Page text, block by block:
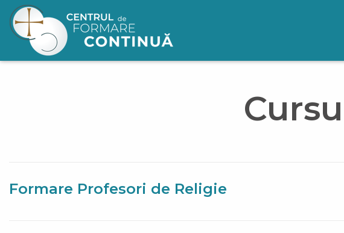
Mergi la conţinutul principal
Formare Profesori de Religie